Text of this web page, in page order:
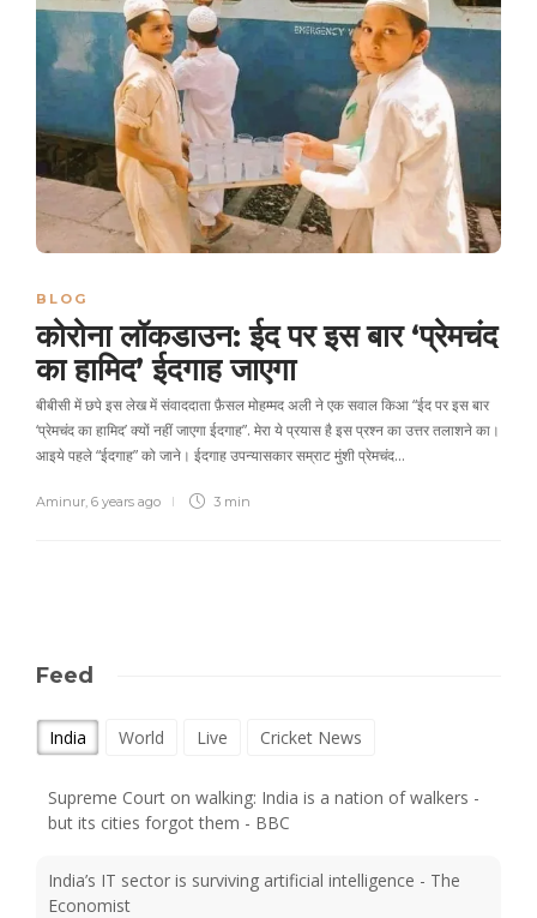
BLOG
कोरोना लॉकडाउन: ईद पर इस बार ‘प्रेमचंद
का हामिद’ ईदगाह जाएगा
बीबीसी में छपे इस लेख में संवाददाता फ़ैसल मोहम्मद अली ने एक सवाल किआ “ईद पर इस बार
‘प्रेमचंद का हामिद’ क्यों नहीं जाएगा ईदगाह”. मेरा ये प्रयास है इस प्रश्न का उत्तर तलाशने का।
आइये पहले “ईदगाह” को जाने। ईदगाह उपन्‍यासकार सम्राट मुंशी प्रेमचंद…
Aminur, 6 years ago 3 min
Feed
India World Live Cricket News
Supreme Court on walking: India is a nation of walkers -
but its cities forgot them - BBC
India’s IT sector is surviving artificial intelligence - The
Economist